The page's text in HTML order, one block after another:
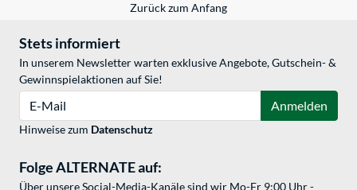
Zurück zum Anfang
Stets informiert
In unserem Newsletter warten exklusive Angebote, Gutschein- &
Gewinnspielaktionen auf Sie!
Anmelden
Hinweise zum Datenschutz
Folge ALTERNATE auf:
Über unsere Social-Media-Kanäle sind wir Mo-Fr 9:00 Uhr -